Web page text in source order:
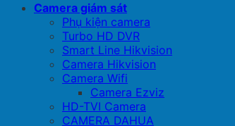
Camera giám sát
Phụ kiện camera
Turbo HD DVR
Smart Line Hikvision
Camera Hikvision
Camera Wifi
Camera Ezviz
HD-TVI Camera
CAMERA DAHUA